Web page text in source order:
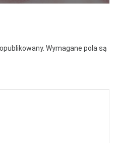
Wymagane pola są